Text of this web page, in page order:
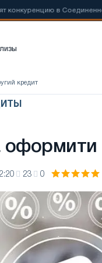
в Соединенном
кредит
23 0